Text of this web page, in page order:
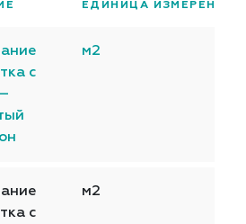
ЕДИНИЦА ИЗМЕРЕНИЯ
с
м2
с
м2